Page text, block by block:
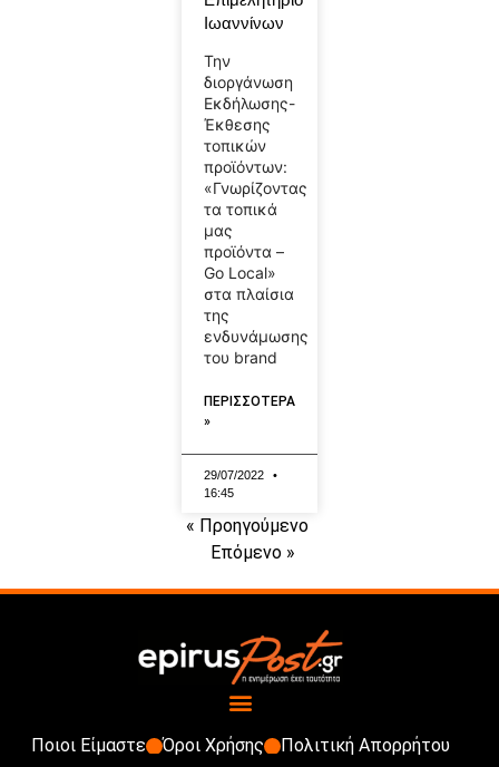
Ιωαννίνων
Την
διοργάνωση
Εκδήλωσης-
Έκθεσης
τοπικών
προϊόντων:
«Γνωρίζοντας
τα τοπικά
μας
προϊόντα –
Go Local»
στα πλαίσια
της
ενδυνάμωσης
του brand
ΠΕΡΙΣΣΟΤΕΡΑ
»
29/07/2022
16:45
« Προηγούμενο
Επόμενο »
Ποιοι Είμαστε Όροι Χρήσης Πολιτική Απορρήτου